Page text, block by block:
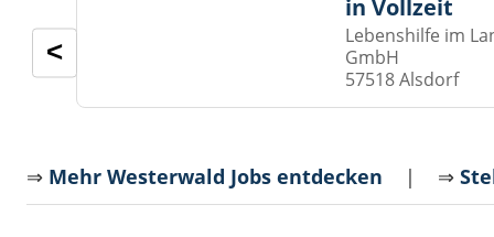
in Vollzeit
Lebenshilfe im
GmbH
57518 Alsdorf
<
⇒ Mehr Westerwald Jobs entdecken | ⇒